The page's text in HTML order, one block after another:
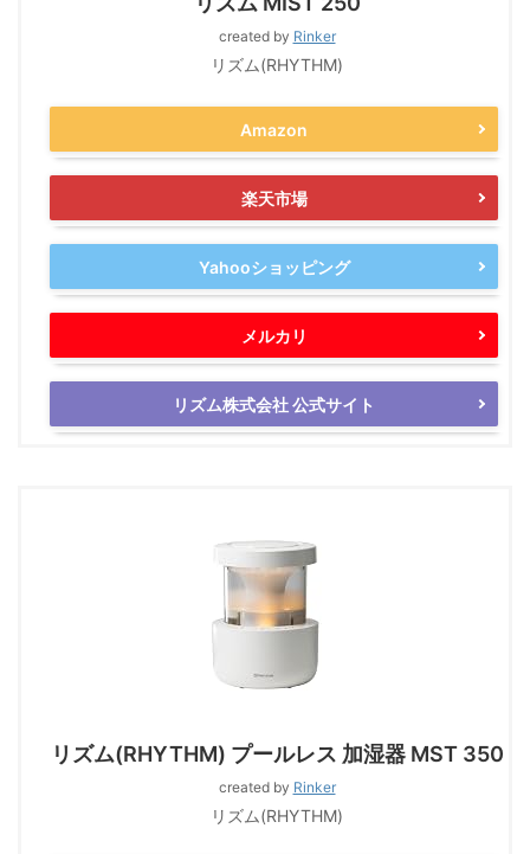
created by Rinker
リズム(RHYTHM)
Amazon
楽天市場
Yahooショッピング
メルカリ
リズム株式会社 公式サイト
リズム(RHYTHM) プールレス 加湿器 MST 350
created by Rinker
リズム(RHYTHM)